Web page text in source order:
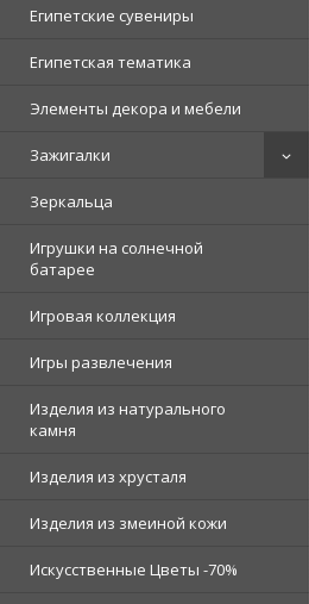
Египетские сувениры
Египетская тематика
Элементы декора и мебели
Зажигалки
Зеркальца
Игрушки на солнечной
батарее
Игровая коллекция
Игры развлечения
Изделия из натурального
камня
Изделия из хрусталя
Изделия из змеиной кожи
Искусственные Цветы -70%